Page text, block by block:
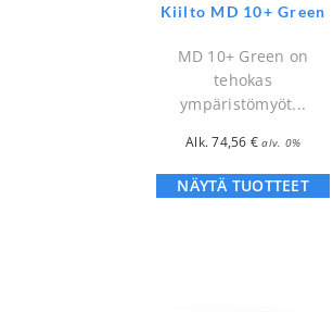
Kiilto MD 10+ Green
MD 10+ Green on
tehokas
ympäristömyöt...
Alk.74,56 € alv. 0%
NÄYTÄ TUOTTEET